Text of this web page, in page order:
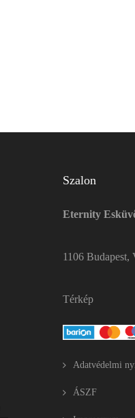
Szalon
Eternity
1106 Budapest,
Térkép
Adatvédelmi
ÁSZF